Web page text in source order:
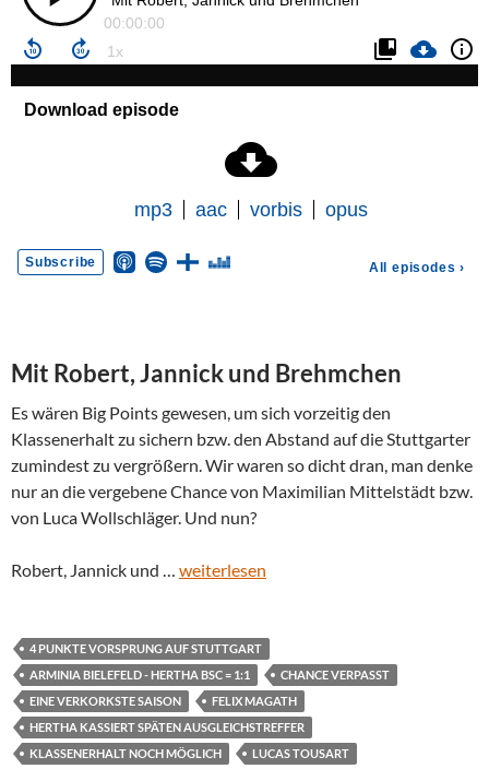
Mit Robert, Jannick und Brehmchen
Es wären Big Points gewesen, um sich vorzeitig den
Klassenerhalt zu sichern bzw. den Abstand auf die Stuttgarter
zumindest zu vergrößern. Wir waren so dicht dran, man denke
nur an die vergebene Chance von Maximilian Mittelstädt bzw.
von Luca Wollschläger. Und nun?
Robert, Jannick und … weiterlesen
4 PUNKTE VORSPRUNG AUF STUTTGART
ARMINIA BIELEFELD - HERTHA BSC = 1:1
CHANCE VERPASST
EINE VERKORKSTE SAISON
FELIX MAGATH
HERTHA KASSIERT SPÄTEN AUSGLEICHSTREFFER
KLASSENERHALT NOCH MÖGLICH
LUCAS TOUSART